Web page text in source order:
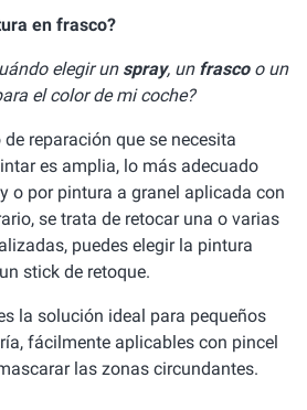
en frasco?
elegir un spray, un frascoo un
el color de mi coche?
reparación que se necesita
es amplia, lo más adecuado
o por pintura a granel aplicada con
se trata de retocar una o varias
puedes elegir la pintura
stick de retoque.
la solución ideal para pequeños
fácilmente aplicables con pincel
las zonas circundantes.